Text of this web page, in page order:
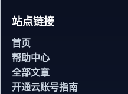
站点链接
首页
帮助中心
全部文章
开通云账号指南